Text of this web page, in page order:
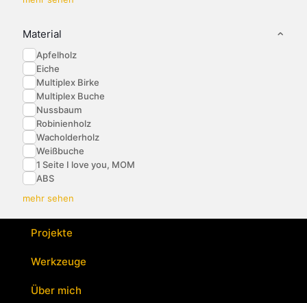
Material
Apfelholz
Eiche
Multiplex Birke
Multiplex Buche
Nussbaum
Robinienholz
Wacholderholz
Weißbuche
1 Seite I love you, MOM
ABS
mehr sehen
Projekte
Werkzeuge
Über mich